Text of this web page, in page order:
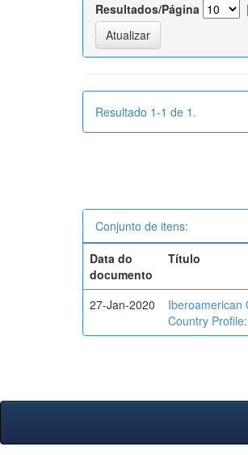
Resultados/Página |
Resultado 1-1 de 1.
Conjunto de itens:
Data do
documento
Título
27-Jan-2020
Iberoamerican
Country